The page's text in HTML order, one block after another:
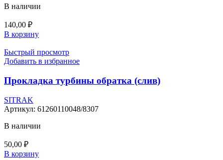
В наличии
140,00 ₽
В корзину
Быстрый просмотр
Добавить в избранное
Прокладка турбины обратка (слив)
SITRAK
Артикул: 61260110048/8307
В наличии
50,00 ₽
В корзину